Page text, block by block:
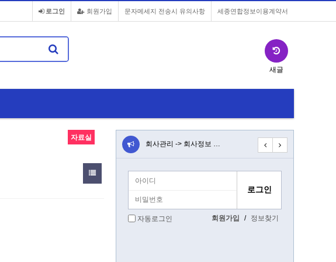
세종연합정보이용계약서
문자메세지 전송시 유의사항
회원가입
로그인
새글
자료실
스타텍대리운전앱 설치버튼… 3 회사관리 -> 회사정보 … 전북 스타텍 연합규정
자동로그인 회원가입 / 정보찾기